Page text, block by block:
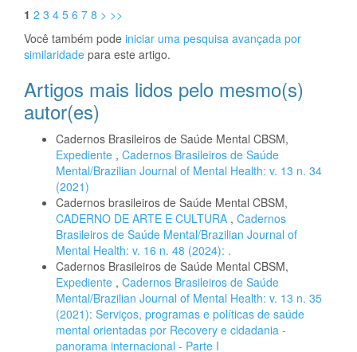
1 2 3 4 5 6 7 8 > >>
Você também pode iniciar uma pesquisa avançada por
similaridade para este artigo.
Artigos mais lidos pelo mesmo(s)
autor(es)
Cadernos Brasileiros de Saúde Mental CBSM,
Expediente , Cadernos Brasileiros de Saúde
Mental/Brazilian Journal of Mental Health: v. 13 n. 34
(2021)
Cadernos brasileiros de Saúde Mental CBSM,
CADERNO DE ARTE E CULTURA , Cadernos
Brasileiros de Saúde Mental/Brazilian Journal of
Mental Health: v. 16 n. 48 (2024): .
Cadernos Brasileiros de Saúde Mental CBSM,
Expediente , Cadernos Brasileiros de Saúde
Mental/Brazilian Journal of Mental Health: v. 13 n. 35
(2021): Serviços, programas e políticas de saúde
mental orientadas por Recovery e cidadania -
panorama internacional - Parte I